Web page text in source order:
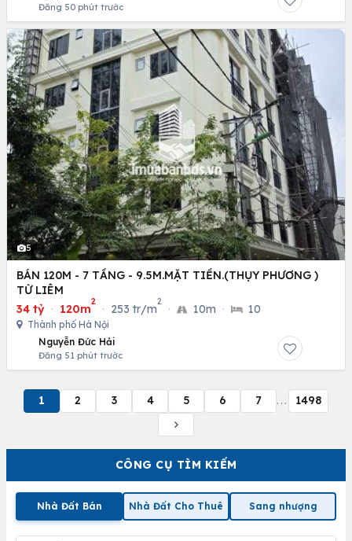
CÔNG CỤ TÌM KIẾM
Nhà Đất Bán Nhà Đất Cho Thuê Sang nhượng
Đăng 50 phút trước
5
BÁN 120M - 7 TẦNG - 9.5M.MẶT TIỀN.(THỤY PHƯƠNG )
TỪ LIÊM
34 tỷ · 120m
2
· 253 tr/m
2
· 10m · 10
Thành phố Hà Nội
Nguyễn Đức Hải
Đăng 51 phút trước
1 2 3 4 5 6 7 ... 1498